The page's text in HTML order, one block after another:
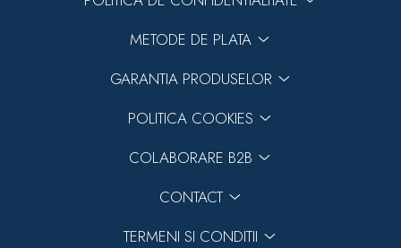
METODE DE PLATA
GARANTIA PRODUSELOR
POLITICA COOKIES
COLABORARE B2B
CONTACT
TERMENI SI CONDITII